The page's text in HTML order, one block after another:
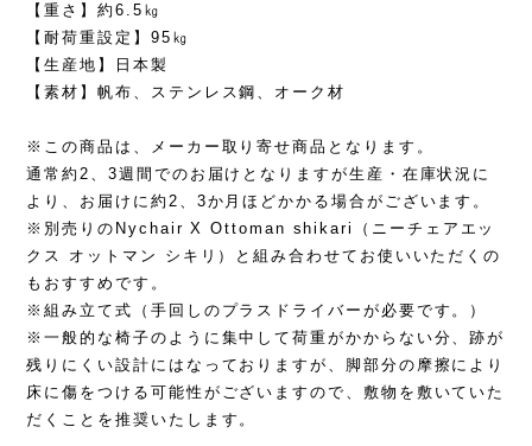
【重さ】約6.5㎏
【耐荷重設定】95㎏
【生産地】日本製
【素材】帆布、ステンレス鋼、オーク材
※この商品は、メーカー取り寄せ商品となります。
通常約2、3週間でのお届けとなりますが生産・在庫状況に
より、お届けに約2、3か月ほどかかる場合がございます。
※別売りのNychair X Ottoman shikari（ニーチェアエッ
クス オットマン シキリ）と組み合わせてお使いいただくの
もおすすめです。
※組み立て式（手回しのプラスドライバーが必要です。）
※一般的な椅子のように集中して荷重がかからない分、跡が
残りにくい設計にはなっておりますが、脚部分の摩擦により
床に傷をつける可能性がございますので、敷物を敷いていた
だくことを推奨いたします。